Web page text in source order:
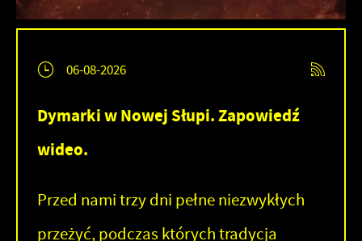
06-08-2026
Dymarki w Nowej Słupi. Zapowiedź
wideo.
Przed nami trzy dni pełne niezwykłych
przeżyć, podczas których tradycja